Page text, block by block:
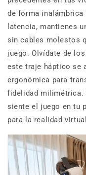
de forma
latencia, mantienes
sin cables molestos
juego. Olvídate de
este traje háptico se
ergonómica para
fidelidad milimétrica.
siente el juego en tu
para la realidad